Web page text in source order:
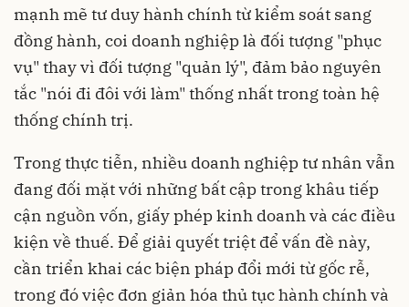
mạnh mẽ tư duy hành chính từ kiểm soát sang
đồng hành, coi doanh nghiệp là đối tượng "phục
vụ" thay vì đối tượng "quản lý", đảm bảo nguyên
tắc "nói đi đôi với làm" thống nhất trong toàn hệ
thống chính trị.
Trong thực tiễn, nhiều doanh nghiệp tư nhân vẫn
đang đối mặt với những bất cập trong khâu tiếp
cận nguồn vốn, giấy phép kinh doanh và các điều
kiện về thuế. Để giải quyết triệt để vấn đề này,
cần triển khai các biện pháp đổi mới từ gốc rễ,
trong đó việc đơn giản hóa thủ tục hành chính và